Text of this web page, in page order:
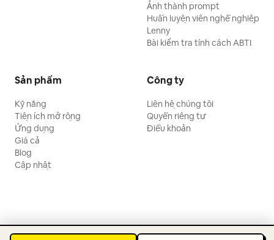
Ảnh thành prompt
Huấn luyện viên nghề nghiệp
Lenny
Bài kiểm tra tính cách ABTI
Sản phẩm
Kỹ năng
Tiện ích mở rộng
Ứng dụng
Giá cả
Blog
Cập nhật
Công ty
Liên hệ chúng tôi
Quyền riêng tư
Điều khoản